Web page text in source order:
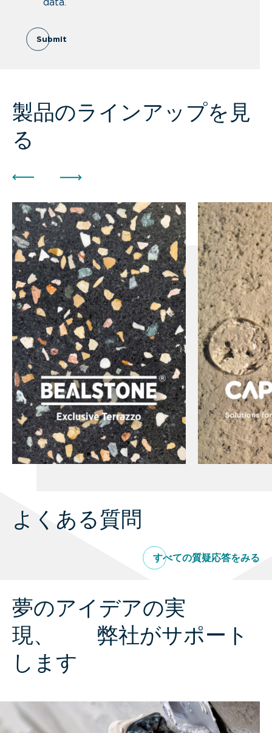
data.
Submit
製品のラインアップを見
る
よくある質問
すべての質疑応答をみる
夢のアイデアの実
現、 弊社がサポート
します